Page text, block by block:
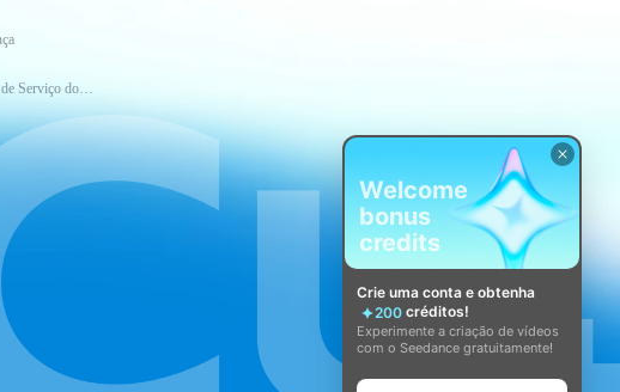
Sobre os Termos de Serviço do CapCut
Welcome
bonus
credits
Crie uma conta e obtenha
200 créditos!
Experimente a criação de vídeos
com o Seedance gratuitamente!